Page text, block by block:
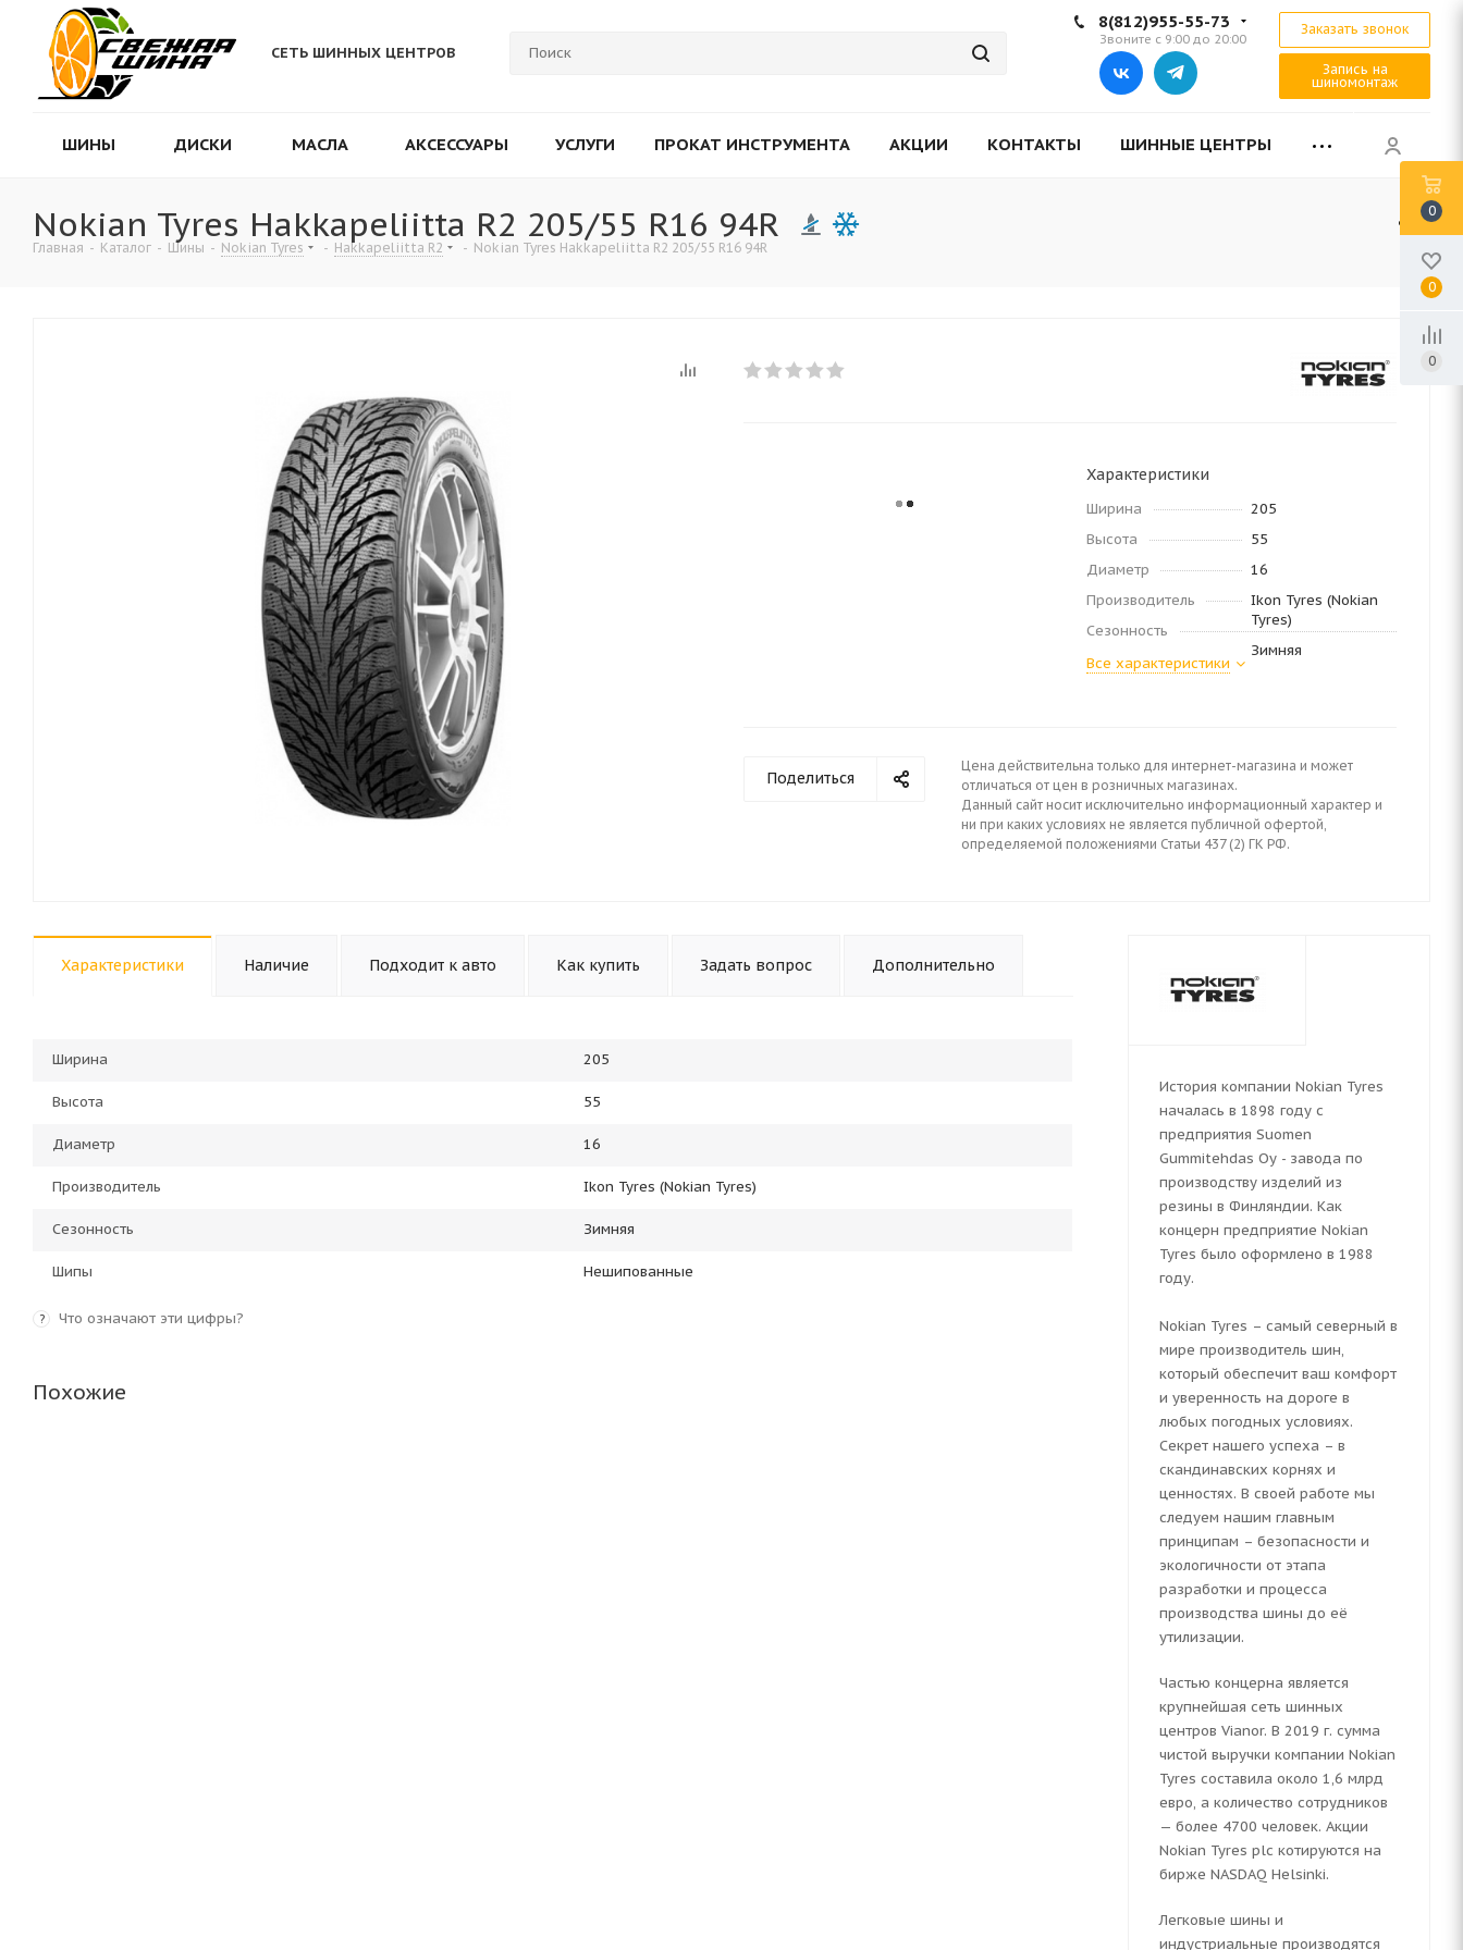
СЕТЬ ШИННЫХ ЦЕНТРОВ
8(812)955-55-73
Звоните с 9:00 до 20:00
Заказать звонок
Запись на
шиномонтаж
ШИНЫ ДИСКИ МАСЛА АКСЕССУАРЫ УСЛУГИ ПРОКАТ ИНСТРУМЕНТА АКЦИИ КОНТАКТЫ ШИННЫЕ ЦЕНТРЫ
Nokian Tyres Hakkapeliitta R2 205/55 R16 94R
Главная - Каталог - Шины - Nokian Tyres - Hakkapeliitta R2 - Nokian Tyres Hakkapeliitta R2 205/55 R16 94R
Характеристики
Ширина
205
Высота
55
Диаметр
16
Производитель
Ikon Tyres (Nokian
Tyres)
Сезонность
Зимняя
Все характеристики
Поделиться
Цена действительна только для интернет-магазина и может
отличаться от цен в розничных магазинах.
Данный сайт носит исключительно информационный характер и
ни при каких условиях не является публичной офертой,
определяемой положениями Статьи 437 (2) ГК РФ.
Характеристики Наличие Подходит к авто Как купить Задать вопрос Дополнительно
Ширина 205
Высота 55
Диаметр 16
Производитель Ikon Tyres (Nokian Tyres)
Сезонность Зимняя
Шипы Нешипованные
? Что означают эти цифры?
Похожие
История компании Nokian Tyres
началась в 1898 году с
предприятия Suomen
Gummitehdas Oy - завода по
производству изделий из
резины в Финляндии. Как
концерн предприятие Nokian
Tyres было оформлено в 1988
году.
Nokian Tyres – самый северный в
мире производитель шин,
который обеспечит ваш комфорт
и уверенность на дороге в
любых погодных условиях.
Секрет нашего успеха – в
скандинавских корнях и
ценностях. В своей работе мы
следуем нашим главным
принципам – безопасности и
экологичности от этапа
разработки и процесса
производства шины до её
утилизации.
Частью концерна является
крупнейшая сеть шинных
центров Vianor. В 2019 г. сумма
чистой выручки компании Nokian
Tyres составила около 1,6 млрд
евро, а количество сотрудников
— более 4700 человек. Акции
Nokian Tyres plc котируются на
бирже NASDAQ Helsinki.
Легковые шины и
индустриальные производятся
0
0
0